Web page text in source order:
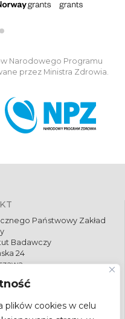
plików cookies w celu
Narodowego Programu
przez Ministra Zdrowia.
Państwowy Zakład
Badawczy
24